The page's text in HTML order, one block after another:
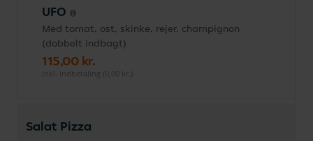
UFO
Med tomat, ost, skinke, rejer, champignon
(dobbelt indbagt)
115,00 kr.
inkl. indbetaling (0,00 kr.)
Salat Pizza